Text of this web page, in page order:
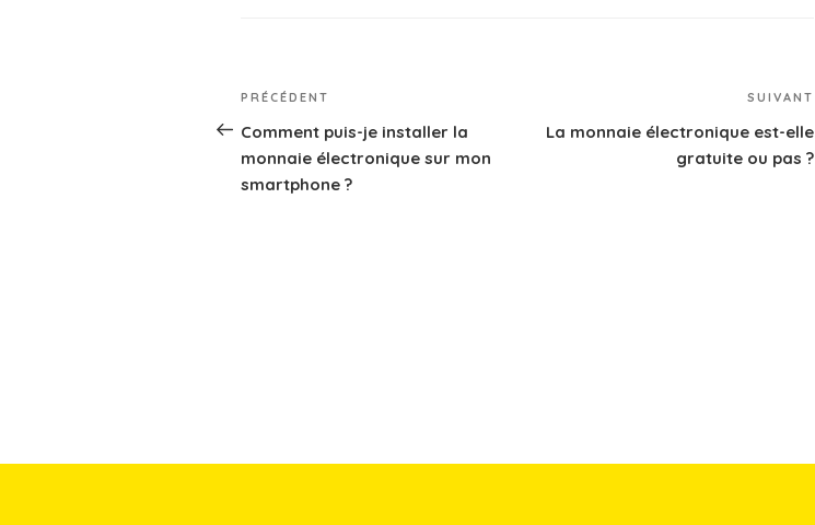
o
k
Navigation
de
l’article
Article
précédent
PRÉCÉDENT
Comment puis-je installer la
monnaie électronique sur mon
smartphone ?
SUIVANT
La monnaie électronique est-elle
gratuite ou pas ?